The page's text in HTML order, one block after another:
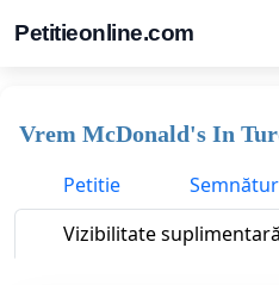
Petitieonline.com
Vrem McDonald's In
Petitie
Vizibilitate suplimentară